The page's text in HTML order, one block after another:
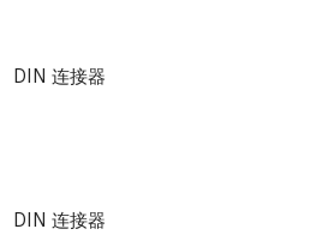
DIN 连接器
DIN 连接器